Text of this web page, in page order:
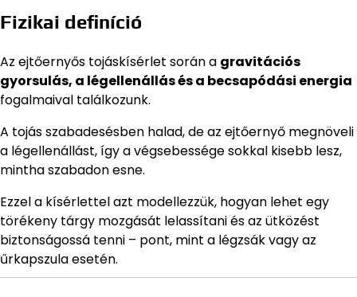
Fizikai definíció
Az ejtőernyős tojáskísérlet során a gravitációs
gyorsulás, a légellenállás és a becsapódási energia
fogalmaival találkozunk.
A tojás szabadesésben halad, de az ejtőernyő megnöveli
a légellenállást, így a végsebessége sokkal kisebb lesz,
mintha szabadon esne.
Ezzel a kísérlettel azt modellezzük, hogyan lehet egy
törékeny tárgy mozgását lelassítani és az ütközést
biztonságossá tenni – pont, mint a légzsák vagy az
űrkapszula esetén.